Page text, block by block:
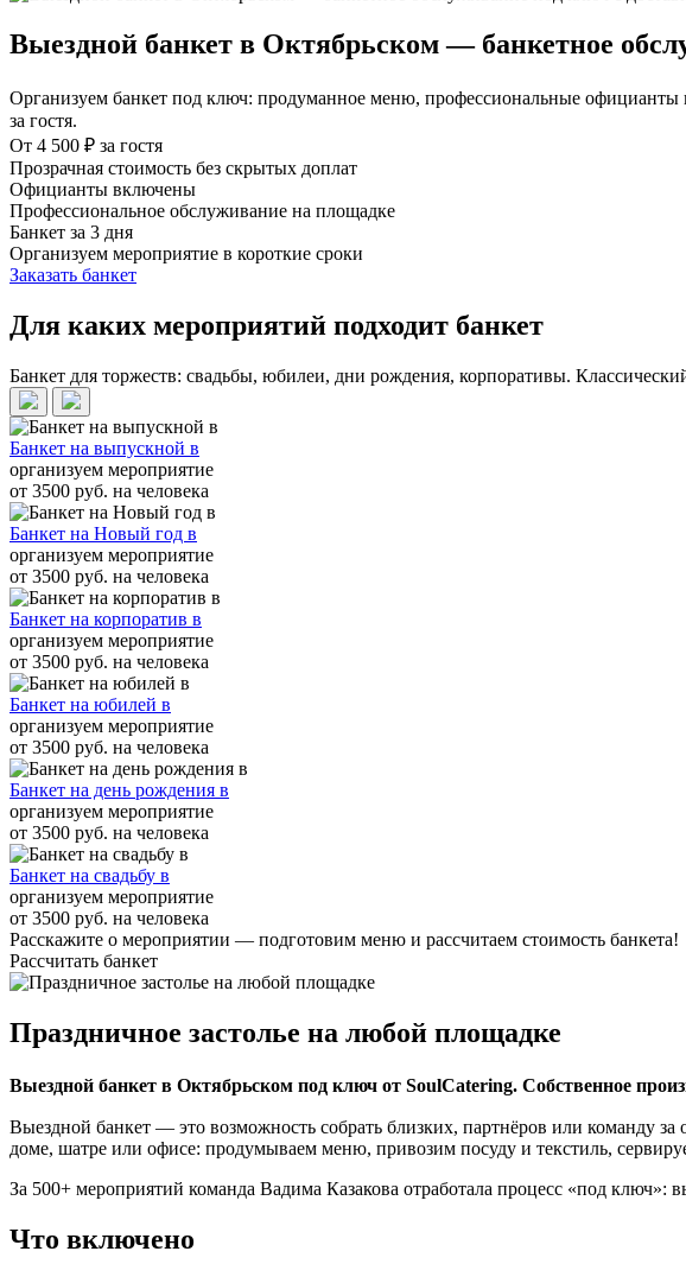
Выездной банкет в Октябрьском — банкетное
Организуем банкет под ключ: продуманное меню, профессиональные
за гостя.
От 4 500 ₽ за гостя
Прозрачная стоимость без скрытых доплат
Официанты включены
Профессиональное обслуживание на площадке
Банкет за 3 дня
Организуем мероприятие в короткие сроки
Заказать банкет
Для каких мероприятий подходит банкет
Банкет для торжеств: свадьбы, юбилеи, дни рождения, корпоративы.
Банкет на выпускной в
организуем мероприятие
от 3500 руб. на человека
Банкет на Новый год в
организуем мероприятие
от 3500 руб. на человека
Банкет на корпоратив в
организуем мероприятие
от 3500 руб. на человека
Банкет на юбилей в
организуем мероприятие
от 3500 руб. на человека
Банкет на день рождения в
организуем мероприятие
от 3500 руб. на человека
Банкет на свадьбу в
организуем мероприятие
от 3500 руб. на человека
Расскажите о мероприятии — подготовим меню и рассчитаем стоимость банкета!
Рассчитать банкет
Праздничное застолье на любой площадке
Выездной банкет в Октябрьском под ключ от SoulCatering. Собственное
Выездной банкет — это возможность собрать близких, партнёров или команду
доме, шатре или офисе: продумываем меню, привозим посуду и текстиль,
За 500+ мероприятий команда Вадима Казакова отработала процесс «под
Что включено